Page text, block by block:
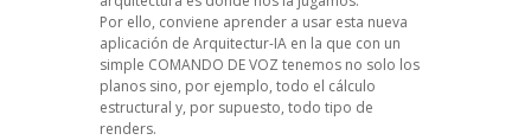
Por ello, conviene aprender a usar esta nueva
aplicación de Arquitectur-IA en la que con un
simple COMANDO DE VOZ tenemos no solo los
planos sino, por ejemplo, todo el cálculo
estructural y, por supuesto, todo tipo de
renders.